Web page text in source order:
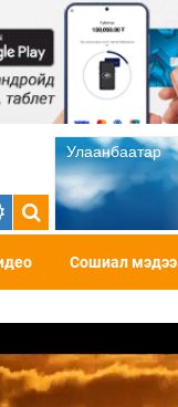
Улаанбаатар
Сошиал мэдээ